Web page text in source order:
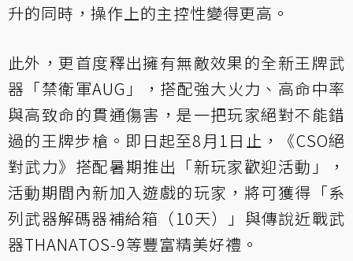
升的同時，操作上的主控性變得更高。
此外，更首度釋出擁有無敵效果的全新王牌武
器「禁衛軍AUG」，搭配強大火力、高命中率
與高致命的貫通傷害，是一把玩家絕對不能錯
過的王牌步槍。即日起至8月1日止，《CSO絕
對武力》搭配暑期推出「新玩家歡迎活動」，
活動期間內新加入遊戲的玩家，將可獲得「系
列武器解碼器補給箱（10天）」與傳說近戰武
器THANATOS-9等豐富精美好禮。